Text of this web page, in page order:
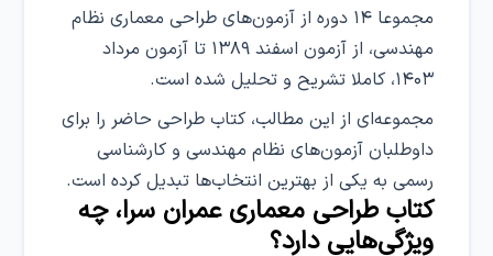
مجموعا ۱۴ دوره از آزمون‌های طراحی معماری نظام
مهندسی، از آزمون اسفند ۱۳۸۹ تا آزمون مرداد
۱۴۰۳، کاملا تشریح و تحلیل شده است.
مجموعه‌ای از این مطالب، کتاب طراحی حاضر را برای
داوطلبان آزمون‌های نظام مهندسی و کارشناسی
رسمی به یکی از بهترین انتخاب‌ها تبدیل کرده است.
کتاب طراحی معماری عمران سرا، چه
ویژگی‌هایی دارد؟